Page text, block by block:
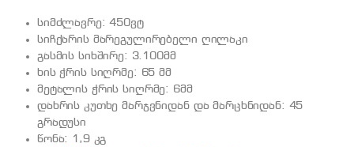
სიმძლავრე: 450ვტ
სიჩქარის მარეგულირებელი ღილაკი
გასმის სიხშირე: 3.100მმ
ხის ჭრის სიღრმე: 65 მმ
მეტალის ჭრის სიღრმე: 6მმ
დახრის კუთხე მარჯვნიდან და მარცხნიდან: 45
გრადუსი
წონა: 1,9 კგ